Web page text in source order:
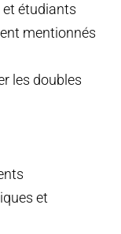
et étudiants
mentionnés
les doubles
et